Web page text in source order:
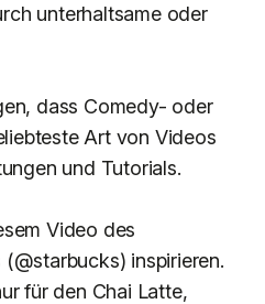
unterhaltsame oder
dass Comedy- oder
Art von Videos
und Tutorials.
Video des
inspirieren.
für den Chai Latte,